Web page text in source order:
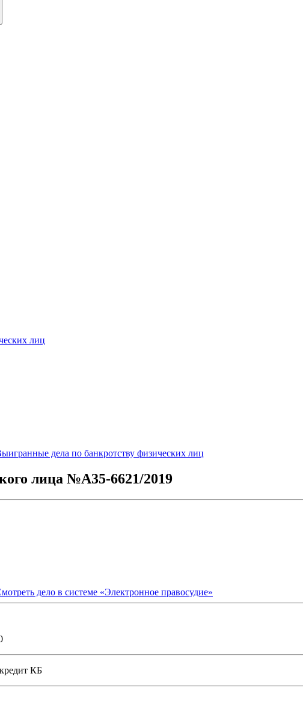
лиц
дела по банкротству физических лиц
лица №А35-6621/2019
дело в системе «Электронное правосудие»
КБ